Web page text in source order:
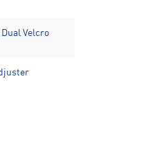
Velcro